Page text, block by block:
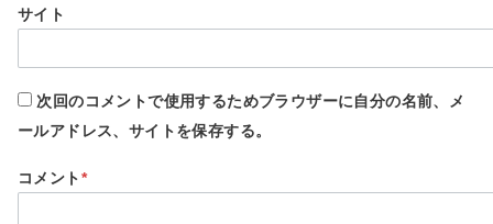
サイト
次回のコメントで使用するためブラウザーに自分の名前、メ
ールアドレス、サイトを保存する。
コメント*